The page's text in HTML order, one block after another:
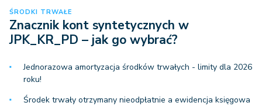
ŚRODKI TRWAŁE
Znacznik kont syntetycznych w
JPK_KR_PD – jak go wybrać?
Jednorazowa amortyzacja środków trwałych - limity dla 2026
roku!
Środek trwały otrzymany nieodpłatnie a ewidencja księgowa